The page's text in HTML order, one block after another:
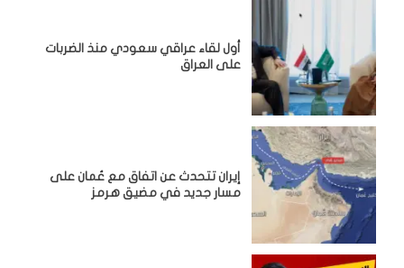
أول لقاء عراقي سعودي منذ الضربات
على العراق
إيران تتحدث عن اتفاق مع عُمان على
مسار جديد في مضيق هرمز